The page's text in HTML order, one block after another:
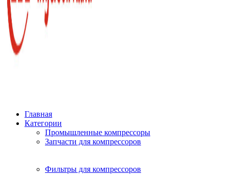
Главная
Категории
Промышленные компрессоры
Запчасти для компрессоров
Фильтры для компрессоров